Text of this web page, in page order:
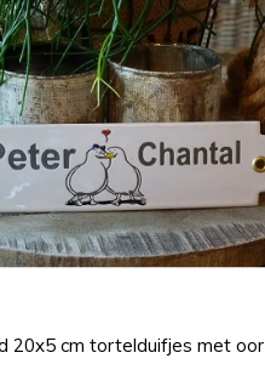
20x5 cm tortelduifjes met oor